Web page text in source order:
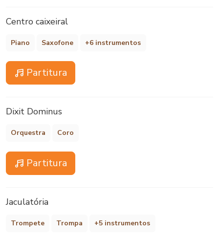
Centro caixeiral
Piano Saxofone +6 instrumentos
Partitura
Dixit Dominus
Orquestra Coro
Partitura
Jaculatória
Trompete Trompa +5 instrumentos